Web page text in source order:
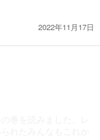
です。ヒロインも実は
2022年11月17日